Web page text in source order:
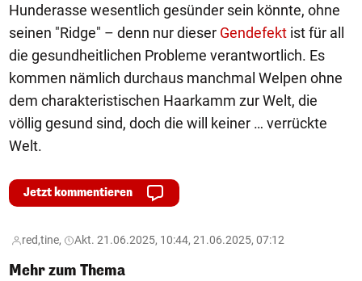
Hunderasse wesentlich gesünder sein könnte, ohne
seinen "Ridge" – denn nur dieser Gendefekt ist für all
die gesundheitlichen Probleme verantwortlich. Es
kommen nämlich durchaus manchmal Welpen ohne
dem charakteristischen Haarkamm zur Welt, die
völlig gesund sind, doch die will keiner … verrückte
Welt.
Jetzt kommentieren
red,tine, Akt. 21.06.2025, 10:44, 21.06.2025, 07:12
Mehr zum Thema